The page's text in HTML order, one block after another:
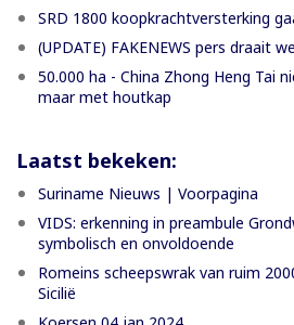
SRD 1800 koopkrachtversterking
(UPDATE) FAKENEWS pers draait
50.000 ha - China Zhong Heng Tai
maar met houtkap
Laatst bekeken:
Suriname Nieuws | Voorpagina
VIDS: erkenning in preambule
symbolisch en onvoldoende
Romeins scheepswrak van ruim
Sicilië